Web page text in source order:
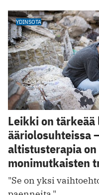
YDINSOTA
Leikki on
ääriolosuhteissa
altistusterapia
monimutkaisten
"Se on yksi